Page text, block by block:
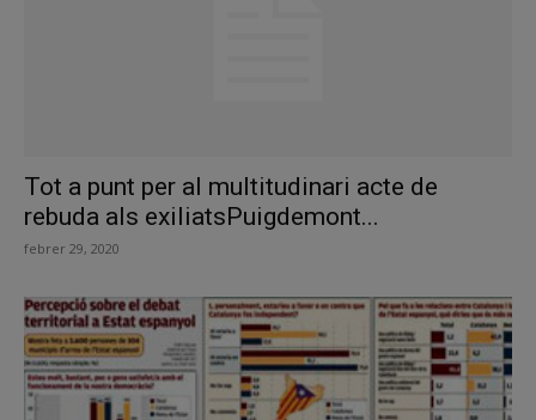
Tot a punt per al multitudinari acte de
rebuda als exiliatsPuigdemont...
febrer 29, 2020